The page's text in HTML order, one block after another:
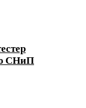
СНиП